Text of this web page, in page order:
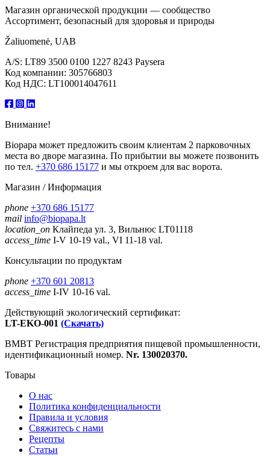
Магазин органической продукции — сообщество
Ассортимент, безопасный для здоровья и природы
Žaliuomenė, UAB
A/S: LT89 3500 0100 1227 8243 Paysera
Код компании: 305766803
Код НДС: LT100014047611
Внимание!
Biopapa может предложить своим клиентам 2 парковочных
места во дворе магазина. По прибытии вы можете позвонить
по тел. +370 686 15177 и мы откроем для вас ворота.
Магазин / Информация
phone +370 686 15177
mail info@biopapa.lt
location_on Клайпеда ул. 3, Вильнюс LT01118
access_time I-V 10-19 val., VI 11-18 val.
Консультации по продуктам
phone +370 601 20813
access_time I-IV 10-16 val.
Действующий экологический сертификат:
LT-EKO-001 (Скачать)
ВМВТ Регистрация предприятия пищевой промышленности,
идентификационный номер. Nr. 130020370.
Товары
О нас
Политика конфиденциальности
Правила и условия
Свяжитесь с нами
Рецепты
Статьи